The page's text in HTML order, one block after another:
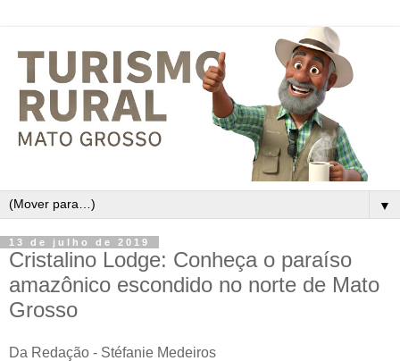
▼
13 de julho de 2019
Cristalino Lodge: Conheça o paraíso
amazônico escondido no norte de Mato
Grosso
Da Redação - Stéfanie Medeiros